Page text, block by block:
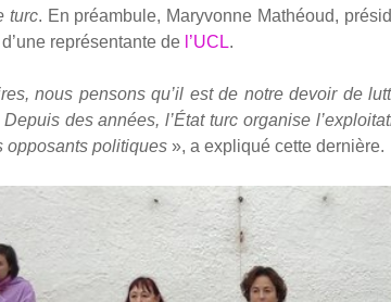
turc. En pré­am­bule, Mary­vonne Mathéoud,
repré­sen­tante de l’UCL.
nous pen­sons qu’il est de notre devoir de
des années, l’État turc orga­nise
oppo­sants poli­tiques», a expli­qué cette der­nière.